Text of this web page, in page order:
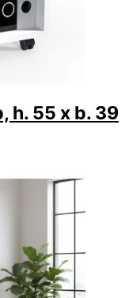
h. 55 x b. 39